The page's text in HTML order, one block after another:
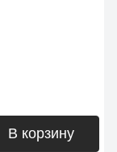
В корзину